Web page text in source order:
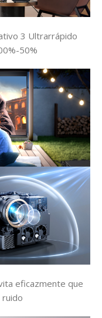
3 Ultrarrápido
50%
eficazmente que